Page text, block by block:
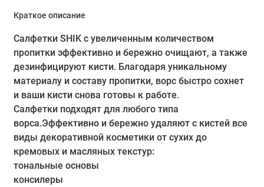
Краткое описание
Салфетки SHIK с увеличенным количеством
пропитки эффективно и бережно очищают, а также
дезинфицируют кисти. Благодаря уникальному
материалу и составу пропитки, ворс быстро сохнет
и ваши кисти снова готовы к работе.
Салфетки подходят для любого типа
ворса.Эффективно и бережно удаляют с кистей все
виды декоративной косметики от сухих до
кремовых и масляных текстур:
тональные основы
консилеры